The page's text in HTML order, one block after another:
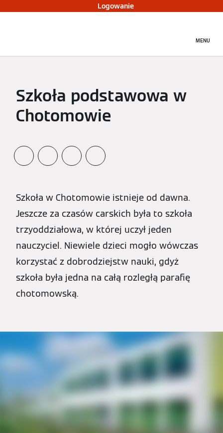
Logowanie
MENU
Szkoła podstawowa w
Chotomowie
Szkoła w Chotomowie istnieje od dawna.
Jeszcze za czasów carskich była to szkoła
trzyoddziałowa, w której uczył jeden
nauczyciel. Niewiele dzieci mogło wówczas
korzystać z dobrodziejstw nauki, gdyż
szkoła była jedna na całą rozległą parafię
chotomowską.